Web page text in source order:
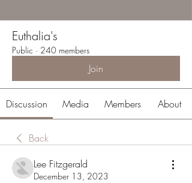
Euthalia's
Public · 240 members
Join
Discussion Media Members About
Back
Lee Fitzgerald
December 13, 2023